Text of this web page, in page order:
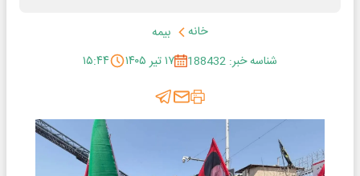
خانه
بیمه
شناسه خبر: 188432
۱۷ تیر ۱۴۰۵ ۱۵:۴۴